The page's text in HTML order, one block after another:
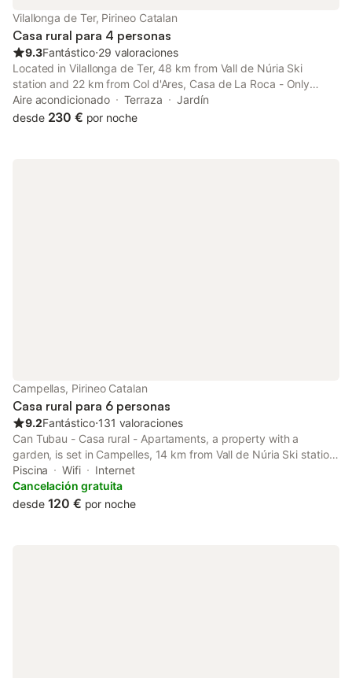
Vilallonga de Ter, Pirineo Catalan
Casa rural para 4 personas
9.3Fantástico⋅29 valoraciones
Located in Vilallonga de Ter, 48 km from Vall de Núria Ski
station and 22 km from Col d'Ares, Casa de La Roca - Only
Adults. Offers a garden and air conditioning. This property
offers access to a balcony and free private parking.
Aire acondicionado Terraza
Jardín
desde 230 € por noche
Campellas, Pirineo Catalan
Casa rural para 6 personas
9.2Fantástico⋅131 valoraciones
Can Tubau - Casa rural - Apartaments, a property with a
garden, is set in Campelles, 14 km from Vall de Núria Ski station,
37 km from La Molina Ski Resort, as well as 40 km from Artigas
gardens.
Piscina Wifi
Internet
Cancelación gratuita
desde 120 € por noche